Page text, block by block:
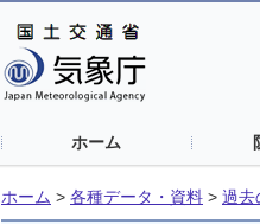
ホーム
ホーム > 各種データ・資料 > 過去